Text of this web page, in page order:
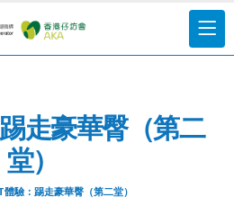
走豪華臀（第二
堂）
驗：踢走豪華臀（第二堂）